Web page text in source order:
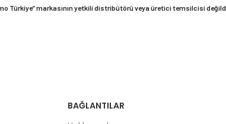
Türkiye” markasının yetkili distribütörü veya üretici temsilcisi
BAĞLANTILAR